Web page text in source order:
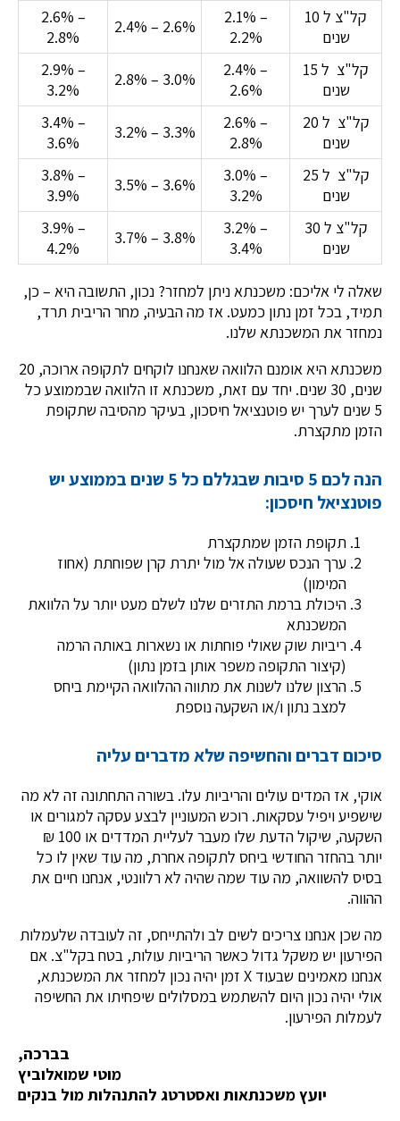
קל"צ ל 10
שנים
2.1% –
2.2%
2.4% – 2.6%
2.6% –
2.8%
קל"צ ל 15
שנים
2.4% –
2.6%
2.8% – 3.0%
2.9% –
3.2%
קל"צ ל 20
שנים
2.6% –
2.8%
3.2% – 3.3%
3.4% –
3.6%
קל"צ ל 25
שנים
3.0% –
3.2%
3.5% – 3.6%
3.8% –
3.9%
קל"צ ל 30
שנים
3.2% –
3.4%
3.7% – 3.8%
3.9% –
4.2%
שאלה לי אליכם: משכנתא ניתן למחזר? נכון, התשובה היא – כן,
תמיד, בכל זמן נתון כמעט. אז מה הבעיה, מחר הריבית תרד,
נמחזר את המשכנתא שלנו.
משכנתא היא אומנם הלוואה שאנחנו לוקחים לתקופה ארוכה, 20
שנים, 30 שנים. יחד עם זאת, משכנתא זו הלוואה שבממוצע כל
5 שנים לערך יש פוטנציאל חיסכון, בעיקר מהסיבה שתקופת
הזמן מתקצרת.
הנה לכם 5 סיבות שבגללם כל 5 שנים בממוצע יש
פוטנציאל חיסכון:
תקופת הזמן שמתקצרת
ערך הנכס שעולה אל מול יתרת קרן שפוחתת (אחוז
המימון)
היכולת ברמת התזרים שלנו לשלם מעט יותר על הלוואת
המשכנתא
ריביות שוק שאולי פוחתות או נשארות באותה הרמה
(קיצור התקופה משפר אותן בזמן נתון)
הרצון שלנו לשנות את מתווה ההלוואה הקיימת ביחס
למצב נתון ו/או השקעה נוספת
סיכום דברים והחשיפה שלא מדברים עליה
אוקי, אז המדים עולים והריביות עלו. בשורה התחתונה זה לא מה
שישפיע ויפיל עסקאות. רוכש המעוניין לבצע עסקה למגורים או
השקעה, שיקול הדעת שלו מעבר לעליית המדדים או 100 ₪
יותר בהחזר החודשי ביחס לתקופה אחרת, מה עוד שאין לו כל
בסיס להשוואה, מה עוד שמה שהיה לא רלוונטי, אנחנו חיים את
ההווה.
מה שכן אנחנו צריכים לשים לב ולהתייחס, זה לעובדה שלעמלות
הפירעון יש משקל גדול כאשר הריביות עולות, בטח בקל"צ. אם
אנחנו מאמינים שבעוד X זמן יהיה נכון למחזר את המשכנתא,
אולי יהיה נכון היום להשתמש במסלולים שיפחיתו את החשיפה
לעמלות הפירעון.
בברכה,
מוטי שמואלוביץ
יועץ משכנתאות ואסטרטג להתנהלות מול בנקים